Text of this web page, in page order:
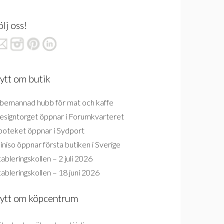
oss!
om butik
hubb för mat och kaffe
öppnar i Forumkvarteret
öppnar i Sydport
öppnar första butiken i Sverige
– 2 juli 2026
– 18 juni 2026
om köpcentrum